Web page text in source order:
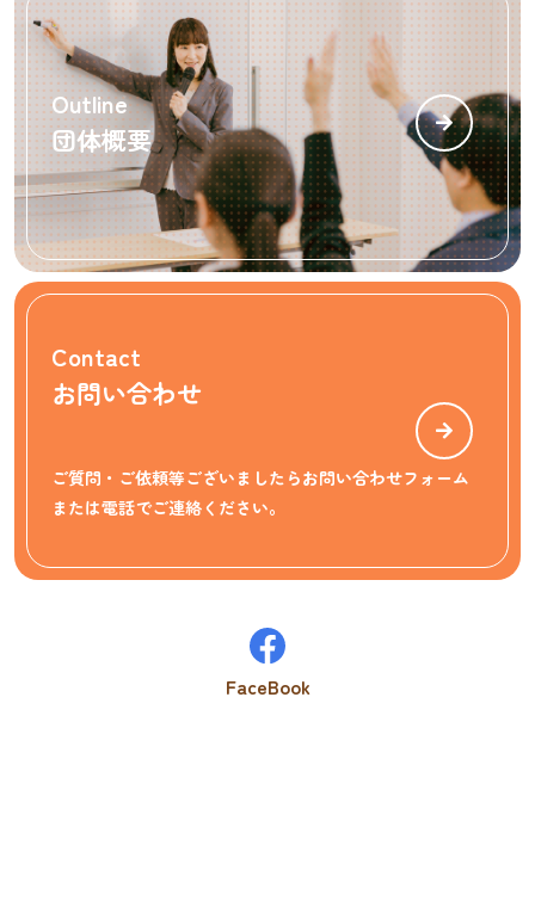
Outline
団体概要
Contact
お問い合わせ
ご質問・ご依頼等ございましたらお問い合わせフォーム
または電話でご連絡ください。
FaceBook